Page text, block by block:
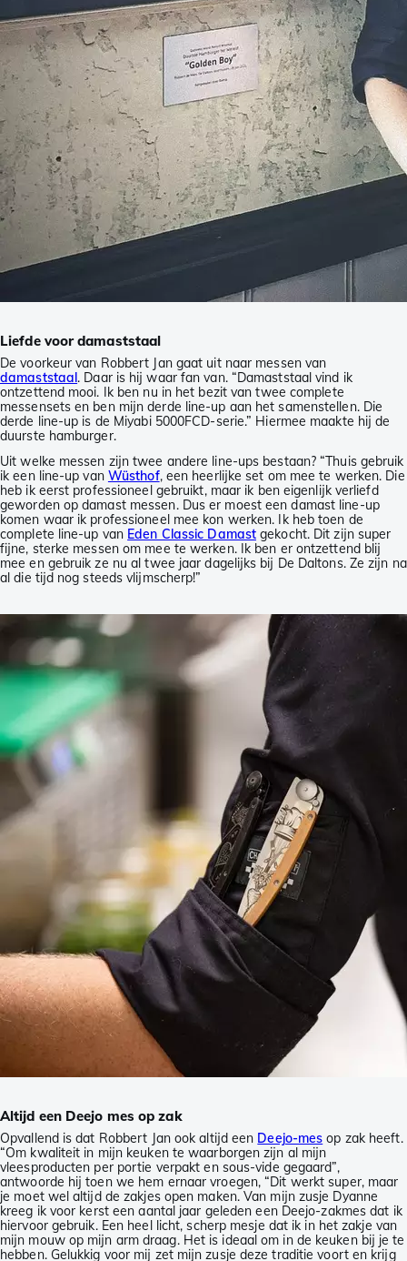
Liefde voor damaststaal
De voorkeur van Robbert Jan gaat uit naar messen van
damaststaal. Daar is hij waar fan van. “Damaststaal vind ik
ontzettend mooi. Ik ben nu in het bezit van twee complete
messensets en ben mijn derde line-up aan het samenstellen. Die
derde line-up is de Miyabi 5000FCD-serie.” Hiermee maakte hij de
duurste hamburger.
Uit welke messen zijn twee andere line-ups bestaan? “Thuis gebruik
ik een line-up van Wüsthof, een heerlijke set om mee te werken. Die
heb ik eerst professioneel gebruikt, maar ik ben eigenlijk verliefd
geworden op damast messen. Dus er moest een damast line-up
komen waar ik professioneel mee kon werken. Ik heb toen de
complete line-up van Eden Classic Damast gekocht. Dit zijn super
fijne, sterke messen om mee te werken. Ik ben er ontzettend blij
mee en gebruik ze nu al twee jaar dagelijks bij De Daltons. Ze zijn na
al die tijd nog steeds vlijmscherp!”
Altijd een Deejo mes op zak
Opvallend is dat Robbert Jan ook altijd een Deejo-mes op zak heeft.
“Om kwaliteit in mijn keuken te waarborgen zijn al mijn
vleesproducten per portie verpakt en sous-vide gegaard”,
antwoorde hij toen we hem ernaar vroegen, “Dit werkt super, maar
je moet wel altijd de zakjes open maken. Van mijn zusje Dyanne
kreeg ik voor kerst een aantal jaar geleden een Deejo-zakmes dat ik
hiervoor gebruik. Een heel licht, scherp mesje dat ik in het zakje van
mijn mouw op mijn arm draag. Het is ideaal om in de keuken bij je te
hebben. Gelukkig voor mij zet mijn zusje deze traditie voort en krijg